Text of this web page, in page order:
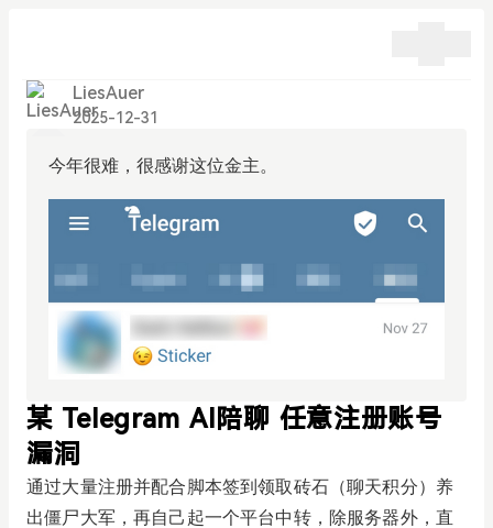
LiesAuer
2025-12-31
今年很难，很感谢这位金主。
某 Telegram AI陪聊 任意注册账号
漏洞
通过大量注册并配合脚本签到领取砖石（聊天积分）养
出僵尸大军，再自己起一个平台中转，除服务器外，直